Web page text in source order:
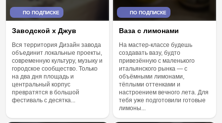
ПО ПОДПИСКЕ
Заводской х Джув
Вся территория Дизайн завода
объединит локальные проекты,
современную культуру, музыку и
городское сообщество. Только
на два дня площадь и
центральный корпус
превратятся в большой
фестиваль с десятка...
ПО ПОДПИСКЕ
Ваза с лимонами
На мастер-классе будешь
создавать вазу, будто
привезённую с маленького
итальянского рынка — с
объёмными лимонами,
тёплыми оттенками и
настроением вечного лета. Для
тебя уже подготовили готовые
лимоны...